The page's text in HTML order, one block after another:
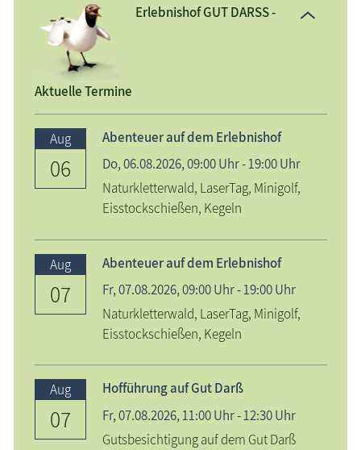
Erlebnishof GUT DARSS -
Aktuelle Termine
Aug
06
Abenteuer auf dem Erlebnishof
Do,06.08.2026, 09:00Uhr- 19:00Uhr
Naturkletterwald, LaserTag, Minigolf,
Eisstockschießen, Kegeln
Aug
07
Abenteuer auf dem Erlebnishof
Fr,07.08.2026, 09:00Uhr- 19:00Uhr
Naturkletterwald, LaserTag, Minigolf,
Eisstockschießen, Kegeln
Aug
07
Hofführung auf Gut Darß
Fr,07.08.2026, 11:00Uhr- 12:30Uhr
Gutsbesichtigung auf dem Gut Darß